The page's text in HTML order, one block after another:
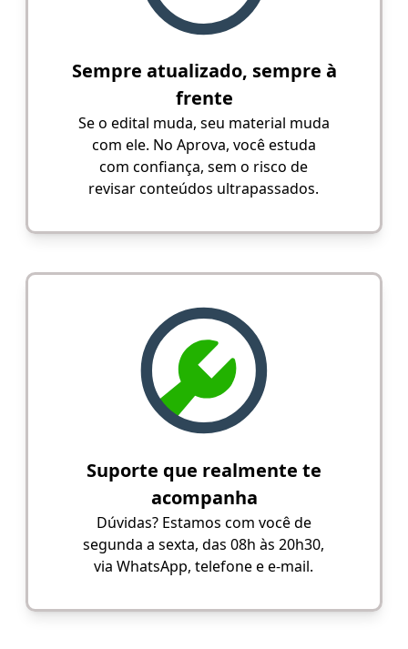
Sempre atualizado, sempre à
frente
Se o edital muda, seu material muda
com ele. No Aprova, você estuda
com confiança, sem o risco de
revisar conteúdos ultrapassados.
Suporte que realmente te
acompanha
Dúvidas? Estamos com você de
segunda a sexta, das 08h às 20h30,
via WhatsApp, telefone e e-mail.